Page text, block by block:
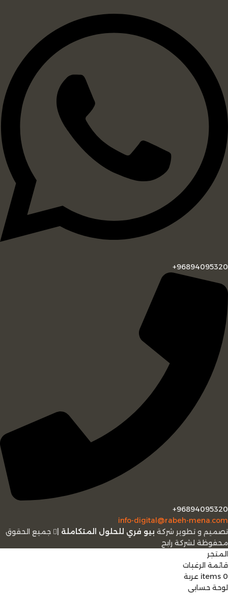
96894095320+
96894095320+
info-digital@rabeh-mena.com
تصميم و تطوير شركة بيو فري للحلول المتكاملة
ﺟﻤﻴﻊ اﻟﺤﻘﻮق
ﻣﺤﻔﻮﻇﺔ لشرﻛﺔ رابح
المتجر
قائمة الرغبات
0
items عربة
لوحة حسابي